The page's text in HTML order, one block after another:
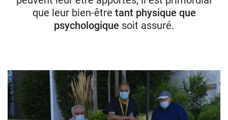
que leur bien-être tant physique que
psychologique soit assuré.